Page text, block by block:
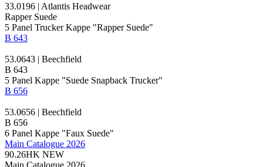
33.0196 | Atlantis Headwear
Rapper Suede
5 Panel Trucker Kappe "Rapper Suede"
B 643
53.0643 | Beechfield
B 643
5 Panel Kappe "Suede Snapback Trucker"
B 656
53.0656 | Beechfield
B 656
6 Panel Kappe "Faux Suede"
Main Catalogue 2026
90.26HK NEW
Main Catalogue 2026